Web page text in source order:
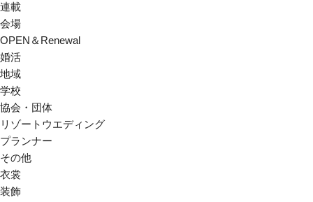
連載
会場
OPEN＆Renewal
婚活
地域
学校
協会・団体
リゾートウエディング
プランナー
その他
衣裳
装飾